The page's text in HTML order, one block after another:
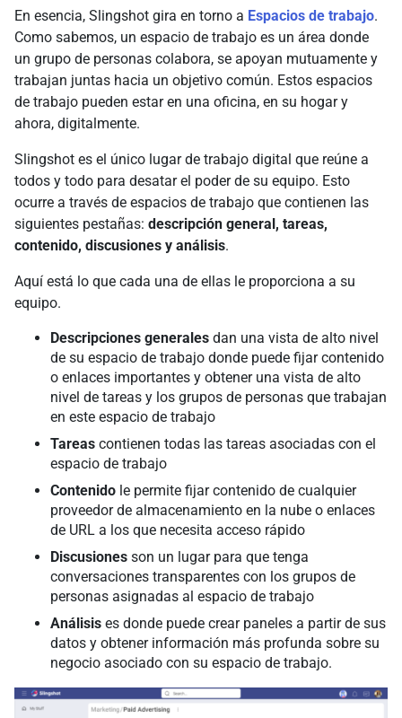
En esencia, Slingshot gira en torno a Espacios de trabajo.
Como sabemos, un espacio de trabajo es un área donde
un grupo de personas colabora, se apoyan mutuamente y
trabajan juntas hacia un objetivo común. Estos espacios
de trabajo pueden estar en una oficina, en su hogar y
ahora, digitalmente.
Slingshot es el único lugar de trabajo digital que reúne a
todos y todo para desatar el poder de su equipo. Esto
ocurre a través de espacios de trabajo que contienen las
siguientes pestañas: descripción general, tareas,
contenido, discusiones y análisis.
Aquí está lo que cada una de ellas le proporciona a su
equipo.
Descripciones generales dan una vista de alto nivel
de su espacio de trabajo donde puede fijar contenido
o enlaces importantes y obtener una vista de alto
nivel de tareas y los grupos de personas que trabajan
en este espacio de trabajo
Tareas contienen todas las tareas asociadas con el
espacio de trabajo
Contenido le permite fijar contenido de cualquier
proveedor de almacenamiento en la nube o enlaces
de URL a los que necesita acceso rápido
Discusiones son un lugar para que tenga
conversaciones transparentes con los grupos de
personas asignadas al espacio de trabajo
Análisis es donde puede crear paneles a partir de sus
datos y obtener información más profunda sobre su
negocio asociado con su espacio de trabajo.